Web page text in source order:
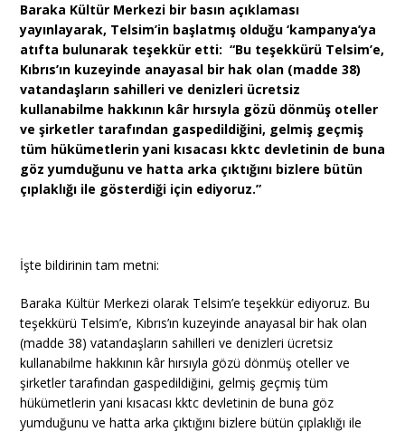
Baraka Kültür Merkezi bir basın açıklaması
yayınlayarak, Telsim’in başlatmış olduğu ‘kampanya’ya
atıfta bulunarak teşekkür etti: “Bu teşekkürü Telsim’e,
Kıbrıs’ın kuzeyinde anayasal bir hak olan (madde 38)
vatandaşların sahilleri ve denizleri ücretsiz
kullanabilme hakkının kâr hırsıyla gözü dönmüş oteller
ve şirketler tarafından gaspedildiğini, gelmiş geçmiş
tüm hükümetlerin yani kısacası kktc devletinin de buna
göz yumduğunu ve hatta arka çıktığını bizlere bütün
çıplaklığı ile gösterdiği için ediyoruz.”
İşte bildirinin tam metni:
Baraka Kültür Merkezi olarak Telsim’e teşekkür ediyoruz. Bu
teşekkürü Telsim’e, Kıbrıs’ın kuzeyinde anayasal bir hak olan
(madde 38) vatandaşların sahilleri ve denizleri ücretsiz
kullanabilme hakkının kâr hırsıyla gözü dönmüş oteller ve
şirketler tarafından gaspedildiğini, gelmiş geçmiş tüm
hükümetlerin yani kısacası kktc devletinin de buna göz
yumduğunu ve hatta arka çıktığını bizlere bütün çıplaklığı ile